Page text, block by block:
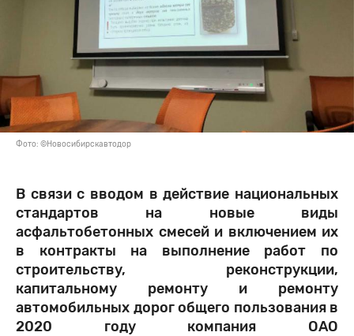
Фото: ©Новосибирскавтодор
В связи с вводом в действие национальных
стандартов на новые виды
асфальтобетонных смесей и включением их
в контракты на выполнение работ по
строительству, реконструкции,
капитальному ремонту и ремонту
автомобильных дорог общего пользования в
2020 году компания ОАО